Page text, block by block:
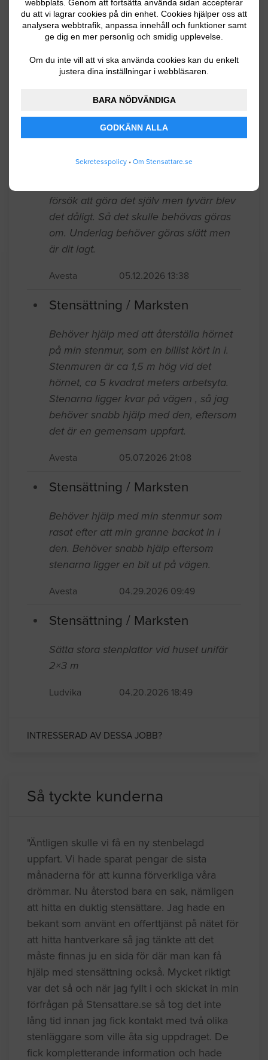
webbplats. Genom att fortsätta använda sidan accepterar
du att vi lagrar cookies på din enhet. Cookies hjälper oss att
analysera webbtrafik, anpassa innehåll och funktioner samt
ge dig en mer personlig och smidig upplevelse.
Om du inte vill att vi ska använda cookies kan du enkelt
justera dina inställningar i webbläsaren.
BARA NÖDVÄNDIGA
GODKÄNN ALLA
Sekretesspolicy • Om Stensattare.se
Stensättning / Marksten
Ett hörn på min stenmur har rasat
Behöver en offert på den delen som
Stensättning / Marksten
Har en entré som ska läggas plattor på,
försök att göra det själv men tyvärr blev
det dåligt. Så det skulle behövas göras
om. Underlag behöver göras slätt men
är dit lagt.
Avesta 05.12.2026 13:38
Stensättning / Marksten
Behöver hjälp med att återställa hörnet
på min stenmur, som en billist kört in i.
Stenmuren är ca 1,5 m hög vid det
hörnet, ca 5 kvadrat meters arbetsyta.
Stenarna ligger kvar på vägen , så jag
behöver snabb hjälp med den, eftersom
det är en gemensam uppfart.
Avesta 05.07.2026 21:08
Stensättning / Marksten
Behöver hjälp med min stenmur som
rasat efter att min granne backat in i
den. Behöver snabb hjälp eftersom
stenarna ligger en bit ut på vägen.
Avesta 04.29.2026 09:49
Stensättning / Marksten
Sätta stora stenplattor vid huset unifär
2×3 m
Ludvika 04.20.2026 18:49
INTRESSERAD AV DESSA JOBB?
Så tyckte kunderna
"Äntligen skulle vi få en ny stenbelagd
uppfart. Vi hade sparat pengar de sista
månaderna för att kunna förverkliga våra
drömmar. Nu återstod bara en sak, nämligen
att hitta en duktig stensättare. Jag hade en
bekant som använt en offerttjänst på nätet för
att hitta hantverkare så jag tänkte att det
måste finnas ju en sida för där man kan få
hjälp med stensättning också. Mycket riktigt
var det så och när jag fyllt i och skickat in min
förfrågan på Stensattare.se så tog det inte
lång tid innan jag fick kontakt med två olika
stenläggare som ville åta sig uppdraget. De
fick kompletterande information och hade